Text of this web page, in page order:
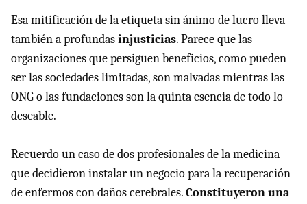
Esa mitificación de la etiqueta sin ánimo de lucro lleva
también a profundasinjusticias. Parece que las
organizaciones que persiguen beneficios, como pueden
ser las sociedades limitadas, son malvadas mientras las
ONG o las fundaciones son la quinta esencia de todo lo
deseable.
Recuerdo un caso de dos profesionales de la medicina
que decidieron instalar un negocio para la recuperación
de enfermos con daños cerebrales.Constituyeron una